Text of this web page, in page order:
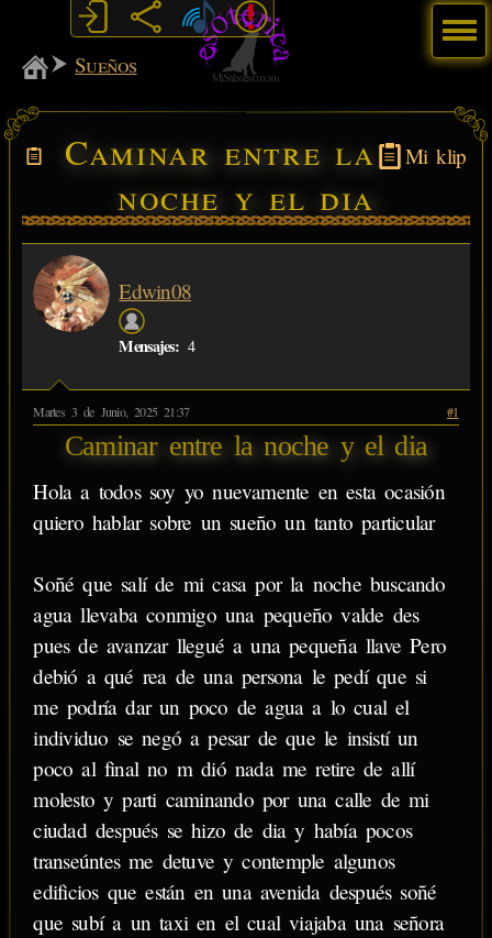
MiSabueso
Sueños
Mi klip
Caminar entre la
noche y el dia
Edwin08
Mensajes: 4
Martes 3 de Junio, 2025 21:37 #1
Caminar entre la noche y el dia
Hola a todos soy yo nuevamente en esta ocasión
quiero hablar sobre un sueño un tanto particular
Soñé que salí de mi casa por la noche buscando
agua llevaba conmigo una pequeño valde des
pues de avanzar llegué a una pequeña llave Pero
debió a qué rea de una persona le pedí que si
me podría dar un poco de agua a lo cual el
individuo se negó a pesar de que le insistí un
poco al final no m dió nada me retire de allí
molesto y parti caminando por una calle de mi
ciudad después se hizo de dia y había pocos
transeúntes me detuve y contemple algunos
edificios que están en una avenida después soñé
que subí a un taxi en el cual viajaba una señora
Menú